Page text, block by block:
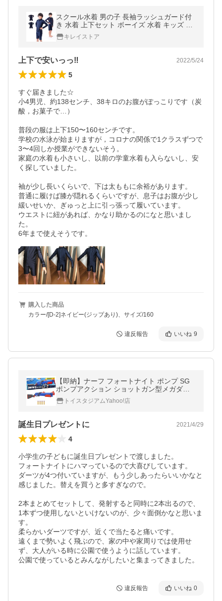
スクール水着 男の子 長袖ラッシュガード付
き 水着 上下セット ボーイズ 水着 キッズ ジ
ュニア KM2 メール便送料無料
キレイストア
上下で安いっっ‼︎ 2022/5/24
5
すぐ届きました☆
小4男児、約138センチ、38キロのお腹がぽっこりです（炭
酸，お菓子で…）
普段の服は上下150〜160センチです。
学校の水泳が始まりますが，コロナの関係で1クラスずつで
3〜4回しか授業ができないそう。
家庭の水着も小さいし、以前の学童水着も入らないし、安
く探していました。
袖が少し長いくらいで、下は太ももに余裕があります。
普通に履けば膝が隠れるくらいですが、息子はお腹が少し
緩いせいか、ぎゅっと上に引っ張って履いています。
ウエストに紐があれば、かなり助かるのになと思いまし
た。
6年まで使えそうです。
購入した商品
カラー/[D-2]ネイビー(ジップあり)、サイズ/160
違反報告 いいね 9
【即納】ナーフ フォートナイト ポンプ SG
ポンプアクション ショットガン型メガダー
ツブラスター Fortnite 正規品 F0317 送料
無料 ラッピング不可
トイスタジアムYahoo!店
誕生日プレゼントに 2021/4/29
4
小学生の子どもに誕生日プレゼントで渡しました。
フォートナイトにハマっているので大喜びしています。
ダーツが4つ付いていますが、もう少しあったらいいかなと
感じました。替えを買うと多すぎなので。
2本まとめてセットして、発射すると同時に2本出るので、
1本ずつ使用しないといけないのが、少々面倒かなと思いま
す。
柔らかいダーツですが、近くで当たると痛いです。
遠くまで勢いよく飛ぶので、家の中や家周りでは使用せ
ず、大人がいる時に公園で使うように話しています。
公園で使っているとみんながしたいと集まってきました。
違反報告 いいね 0